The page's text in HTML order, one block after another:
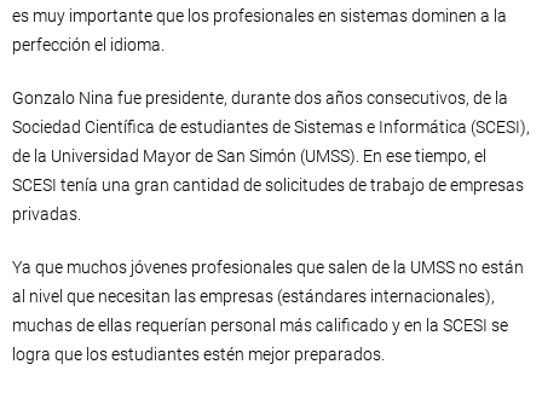
es muy importante que los profesionales en sistemas dominen a la
perfección el idioma.
Gonzalo Nina fue presidente, durante dos años consecutivos, de la
Sociedad Científica de estudiantes de Sistemas e Informática (SCESI),
de la Universidad Mayor de San Simón (UMSS). En ese tiempo, el
SCESI tenía una gran cantidad de solicitudes de trabajo de empresas
privadas.
Ya que muchos jóvenes profesionales que salen de la UMSS no están
al nivel que necesitan las empresas (estándares internacionales),
muchas de ellas requerían personal más calificado y en la SCESI se
logra que los estudiantes estén mejor preparados.